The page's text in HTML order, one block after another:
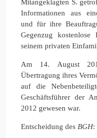
Mitangeklagten S.
Informationen aus
und für ihre
Gegenzug
seinem privaten
Am 14. August
Übertragung ihres
auf die
Geschäftsführer der
2012 gewesen war.
Entscheidung des BGH: